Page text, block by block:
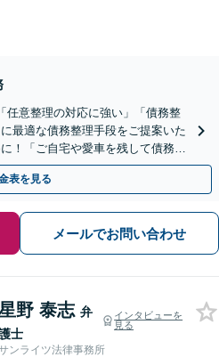
任意整理の対応に強い」「債務整
最適な債務整理手段をご提案いた
！「ご自宅や愛車を残して債務整
後払い応相談】
表を見る
メールでお問い合わせ
野 泰志 弁
士
インタビューを
見る
ンライツ法律事務所